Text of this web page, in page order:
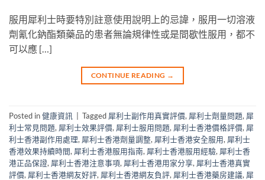
服用犀利士時要特別註意使用說明上的忌諱，服用一切溶液
劑氰化鈉酯類藥品的患者無論規律性或是間歇性服用，都不
可以應 […]
CONTINUE READING →
Posted in健康資訊 Tagged 犀利士副作用真實評價, 犀利士劑量問題, 犀
利士常見問題, 犀利士效果評價, 犀利士服用問題, 犀利士香港價格評價, 犀
利士香港副作用處理, 犀利士香港劑量調整, 犀利士香港安全服用, 犀利士
香港效果持續時間, 犀利士香港服用指南, 犀利士香港服用經驗, 犀利士香
港正品保證, 犀利士香港注意事項, 犀利士香港用家分享, 犀利士香港真實
評價, 犀利士香港網友好評, 犀利士香港網友負評, 犀利士香港藥房建議, 犀